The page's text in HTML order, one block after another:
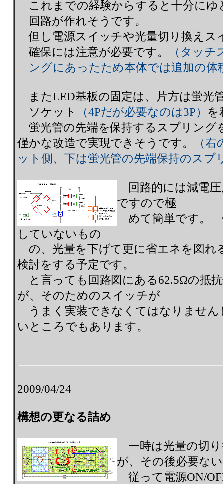
これまでの経験からすると十分にゆ
回路が作れそうです。
但し電源スイッチや光量切り換えス
確保には注意が必要です。
（タッ
ングにあったため本体では追加の体
またLED基板の固定は、片方は蛍光
ソケット
（4Pだが必要なのは3P） を
蛍光管の先端を保持するスプリング
僅かな改造で実現できそうです。
（
ット側、下は蛍光管の先端保持のスプ
回路的には減電
ですので極
めて簡単です。
していないもの
の、光量を下げて更に省エネを図れ
検討をする予定です。
と言っても回路図にある62.5Ωの抵
が、そのためのスイッチが
うまく実装できなくてはなりません
いところでもあります。
2009/04/24
構想の更なる詰め
一時は光量の切
が、その後必要な
従って電源ON/